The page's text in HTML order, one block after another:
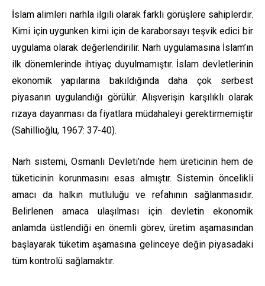
İslam alimleri narhla ilgili olarak farklı görüşlere sahiplerdir.
Kimi için uygunken kimi için de karaborsayı teşvik edici bir
uygulama olarak değerlendirilir. Narh uygulamasına İslam’ın
ilk dönemlerinde ihtiyaç duyulmamıştır. İslam devletlerinin
ekonomik yapılarına bakıldığında daha çok serbest
piyasanın uygulandığı görülür. Alışverişin karşılıklı olarak
rızaya dayanması da fiyatlara müdahaleyi gerektirmemiştir
(Sahillioğlu, 1967: 37-40).
Narh sistemi, Osmanlı Devleti’nde hem üreticinin hem de
tüketicinin korunmasını esas almıştır. Sistemin öncelikli
amacı da halkın mutluluğu ve refahının sağlanmasıdır.
Belirlenen amaca ulaşılması için devletin ekonomik
anlamda üstlendiği en önemli görev, üretim aşamasından
başlayarak tüketim aşamasına gelinceye değin piyasadaki
tüm kontrolü sağlamaktır.